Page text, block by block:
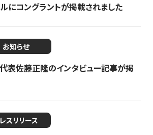
にコングラントが掲載されました
お知らせ
表佐藤正隆のインタビュー記事が掲
スリリース